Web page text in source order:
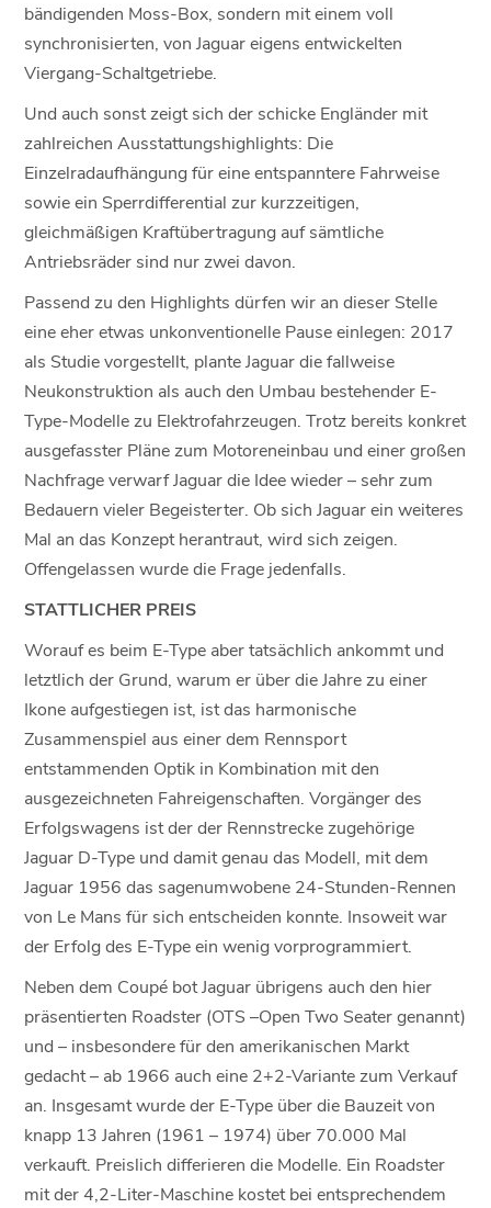
bändigenden Moss-Box, sondern mit einem voll
synchronisierten, von Jaguar eigens entwickelten
Viergang-Schaltgetriebe.
Und auch sonst zeigt sich der schicke Engländer mit
zahlreichen Ausstattungshighlights: Die
Einzelradaufhängung für eine entspanntere Fahrweise
sowie ein Sperrdifferential zur kurzzeitigen,
gleichmäßigen Kraftübertragung auf sämtliche
Antriebsräder sind nur zwei davon.
Passend zu den Highlights dürfen wir an dieser Stelle
eine eher etwas unkonventionelle Pause einlegen: 2017
als Studie vorgestellt, plante Jaguar die fallweise
Neukonstruktion als auch den Umbau bestehender E-
Type-Modelle zu Elektrofahrzeugen. Trotz bereits konkret
ausgefasster Pläne zum Motoreneinbau und einer großen
Nachfrage verwarf Jaguar die Idee wieder – sehr zum
Bedauern vieler Begeisterter. Ob sich Jaguar ein weiteres
Mal an das Konzept herantraut, wird sich zeigen.
Offengelassen wurde die Frage jedenfalls.
STATTLICHER PREIS
Worauf es beim E-Type aber tatsächlich ankommt und
letztlich der Grund, warum er über die Jahre zu einer
Ikone aufgestiegen ist, ist das harmonische
Zusammenspiel aus einer dem Rennsport
entstammenden Optik in Kombination mit den
ausgezeichneten Fahreigenschaften. Vorgänger des
Erfolgswagens ist der der Rennstrecke zugehörige
Jaguar D-Type und damit genau das Modell, mit dem
Jaguar 1956 das sagenumwobene 24-Stunden-Rennen
von Le Mans für sich entscheiden konnte. Insoweit war
der Erfolg des E-Type ein wenig vorprogrammiert.
Neben dem Coupé bot Jaguar übrigens auch den hier
präsentierten Roadster (OTS –Open Two Seater genannt)
und – insbesondere für den amerikanischen Markt
gedacht – ab 1966 auch eine 2+2-Variante zum Verkauf
an. Insgesamt wurde der E-Type über die Bauzeit von
knapp 13 Jahren (1961 – 1974) über 70.000 Mal
verkauft. Preislich differieren die Modelle. Ein Roadster
mit der 4,2-Liter-Maschine kostet bei entsprechendem